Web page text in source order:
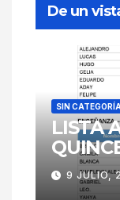
De un
SIN CATEGORÍA
LISTA
9 JULIO,